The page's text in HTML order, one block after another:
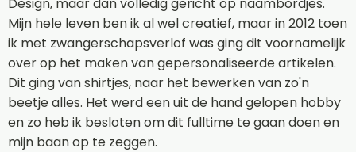
Mijn hele leven ben ik al wel creatief, maar in 2012 toen
ik met zwangerschapsverlof was ging dit voornamelijk
over op het maken van gepersonaliseerde artikelen.
Dit ging van shirtjes, naar het bewerken van zo'n
beetje alles. Het werd een uit de hand gelopen hobby
en zo heb ik besloten om dit fulltime te gaan doen en
mijn baan op te zeggen.